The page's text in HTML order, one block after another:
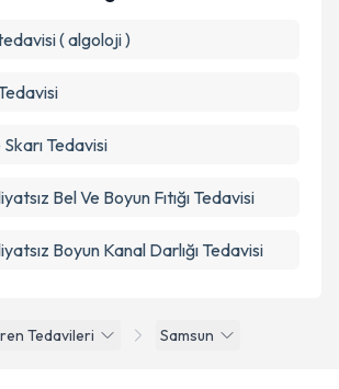
Tedavileri Samsun
( algoloji )
Tedavisi
Bel Ve Boyun Fıtığı Tedavisi
Boyun Kanal Darlığı Tedavisi